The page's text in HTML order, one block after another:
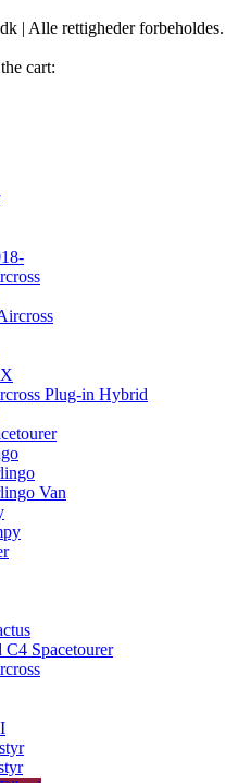
| Alle rettigheder forbeholdes.
cart:
Plug-in Hybrid
Van
Spacetourer